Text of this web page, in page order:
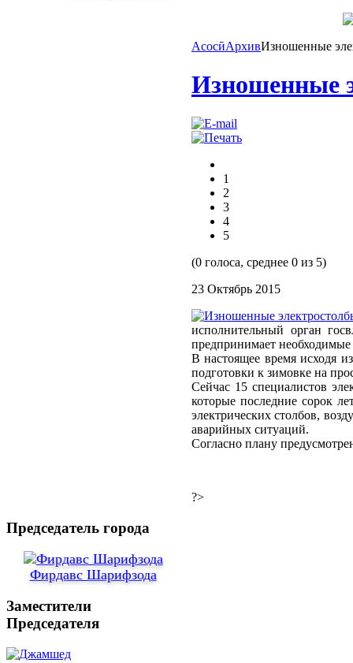
АсосӣАрхивИзношенные
Изношенные
1
2
3
4
5
(0 голоса, среднее 0 из 5)
23 Октябрь 2015
исполнительный орган
предпринимает
В настоящее время исходя
подготовки к зимовке на
Сейчас 15 специалистов
которые последние сорок
электрических столбов,
аварийных ситуаций.
Согласно плану
?>
Председатель города
Фирдавс Шарифзода
Заместители
Председателя